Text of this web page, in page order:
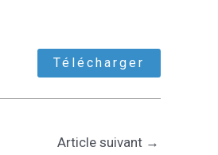
Télécharger
Article suivant →